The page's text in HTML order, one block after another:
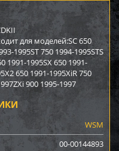
для моделей:SC 650
1995ST 750 1994-1995STS
1991-1995SX 650 1991-
650 1991-1995XiR 750
900 1995-1997
WSM
00-00144893